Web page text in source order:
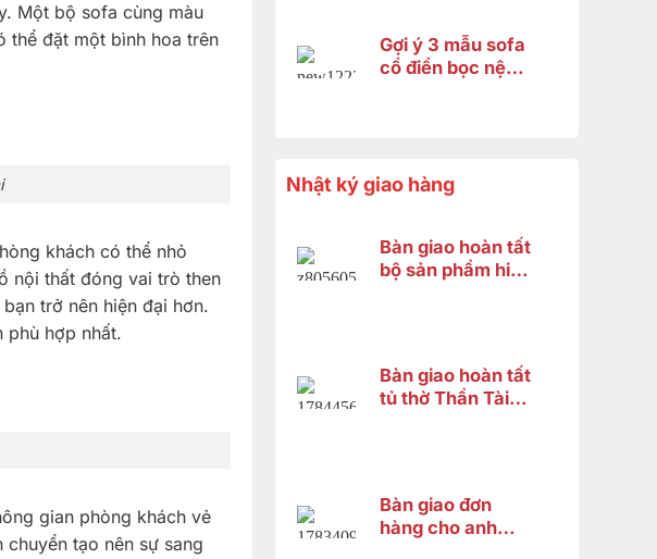
Một bộ sofa cùng màu
thể đặt một bình hoa trên
khách có thể nhỏ
nội thất đóng vai trò then
trở nên hiện đại hơn.
phù hợp nhất.
gian phòng khách vẻ
tạo nên sự sang
Gợi ý 3 mẫu sofa
cổ điển bọc nệm
Nhật ký giao hàng
Bàn giao hoàn tất
bộ sản phẩm hiện
Bàn giao hoàn tất
tủ thờ Thần Tài
Bàn giao đơn
hàng cho anh